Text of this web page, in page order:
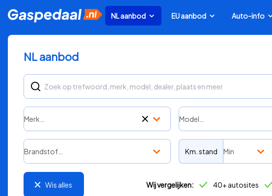
NL aanbod EU aanbod Auto-info
NL aanbod
Merk… Model…
Brandstof… Km. stand Min
Wis alles Wij vergelijken: 40+ autosites